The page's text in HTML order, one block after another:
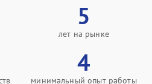
5
лет на рынке
4
минимальный опыт работы